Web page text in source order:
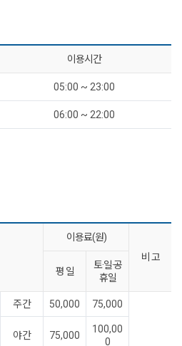
이용시간
05:00 ~ 23:00
06:00 ~ 22:00
이용료(원)
비 고
평 일
토·일·공
휴일
주간 50,000 75,000
야간 75,000
100,00
0